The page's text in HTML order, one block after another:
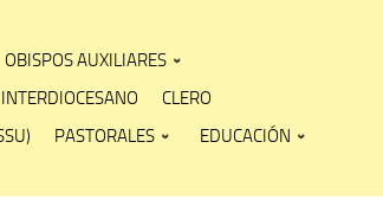
OBISPOS AUXILIARES
CLERO
PASTORALES EDUCACIÓN